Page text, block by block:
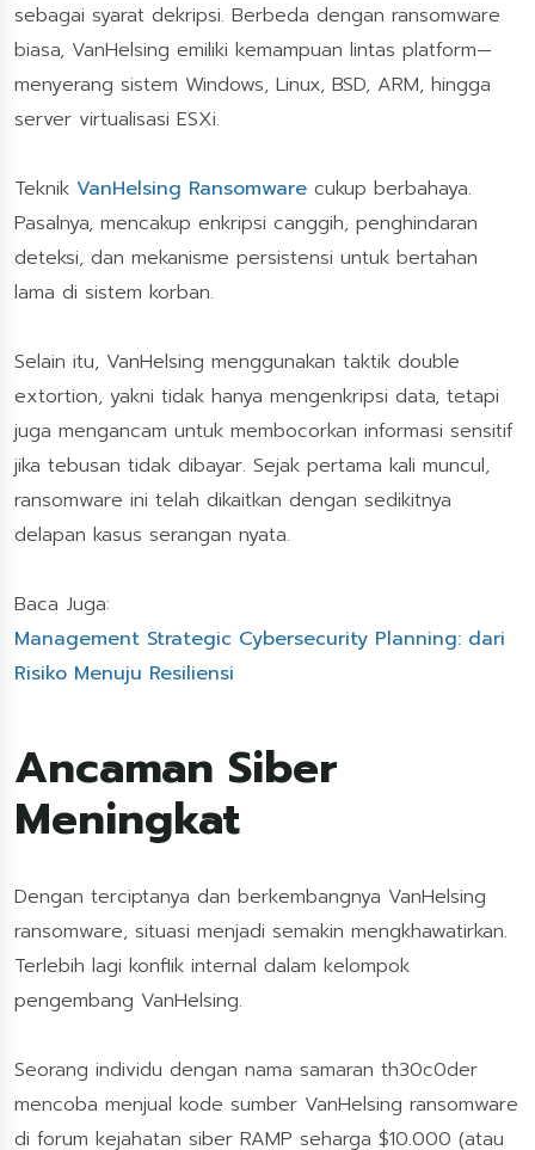
sebagai syarat dekripsi. Berbeda dengan ransomware
biasa, VanHelsing emiliki kemampuan lintas platform—
menyerang sistem Windows, Linux, BSD, ARM, hingga
server virtualisasi ESXi.
Teknik VanHelsing Ransomware cukup berbahaya.
Pasalnya, mencakup enkripsi canggih, penghindaran
deteksi, dan mekanisme persistensi untuk bertahan
lama di sistem korban.
Selain itu, VanHelsing menggunakan taktik double
extortion, yakni tidak hanya mengenkripsi data, tetapi
juga mengancam untuk membocorkan informasi sensitif
jika tebusan tidak dibayar. Sejak pertama kali muncul,
ransomware ini telah dikaitkan dengan sedikitnya
delapan kasus serangan nyata.
Baca Juga:
Management Strategic Cybersecurity Planning: dari
Risiko Menuju Resiliensi
Ancaman Siber
Meningkat
Dengan terciptanya dan berkembangnya VanHelsing
ransomware, situasi menjadi semakin mengkhawatirkan.
Terlebih lagi konflik internal dalam kelompok
pengembang VanHelsing.
Seorang individu dengan nama samaran th30c0der
mencoba menjual kode sumber VanHelsing ransomware
di forum kejahatan siber RAMP seharga $10.000 (atau